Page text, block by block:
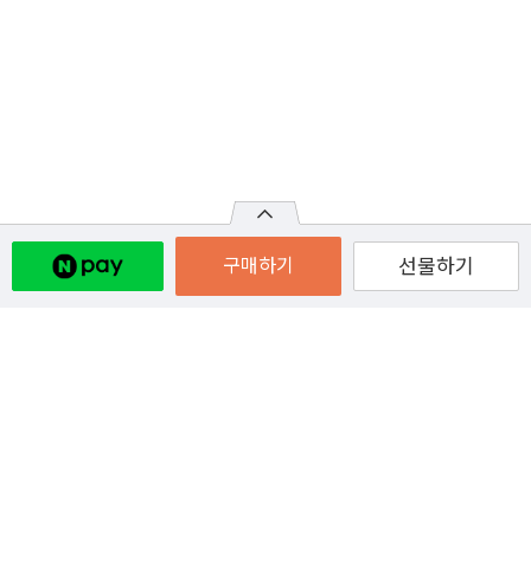
구매하기 선물하기